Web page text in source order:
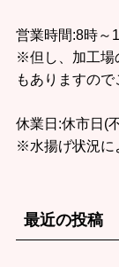
営業時間:8時～
※但し、加工場
もありますので
休業日:休市日(
※水揚げ状況に
最近の投稿